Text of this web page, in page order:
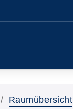
Raumübersicht